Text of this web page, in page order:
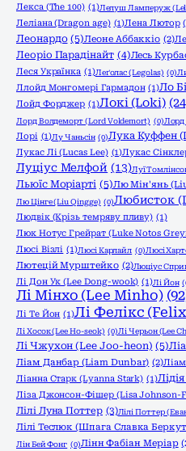
Лекса (The 100) (1)Лелуш Ламперуж
Леліана (Dragon age) (1)Лена Лютор
Леонардо (5)Леоне Аббаккіо (2)
Леоріо Парадінайт (4)Лесь
Леся Українка (1)Леґолас (Legolas) (0)
Ллойд Монгомері Гармадон (1)Ло
Лойд Форджер (1)Локі (Loki)
Лорд Волдеморт (Lord Voldemort) (0)Лорд
Лорі (1)Лу Чаньсін (0)Лука Куффен
Лукас Лі (Lucas Lee) (1)Лукас
Луціус Мелфой (13)Луї
Льюїс Моріарті (5)Лю Мін'янь
Лю Цінге (Liu Qingge) (0)Любисток
Людвік (Крізь темряву пливу) (1)
Люк Нотус Грейрат (Luke Notos
Люсі Візлі (1)Люсі Карлайл (0)Люсі
Лютецій Мурштейко (2)Люціус
Лі Дон Ук (Lee Dong-wook) (1)Лі Йон
Лі Мінхо (Lee Minho)
Лі Те Йон (1)Лі Фелікс
Лі Хосок (Lee Ho-seok) (0)Лі Черьон (Lee
Лі Чжухон (Lee Joo-heon) (5)
Ліам Данбар (Liam Dunbar) (2)
Ліанна Старк (Lyanna Stark) (1)
Ліза Джонсон-Фішер (Lisa Johnson-
Лілі Луна Поттер (3)Лілі Поттер
Лілі Теслюк (Шпага Славка
Лін Бей Фонг (0)Лінн Фабіан Меріар